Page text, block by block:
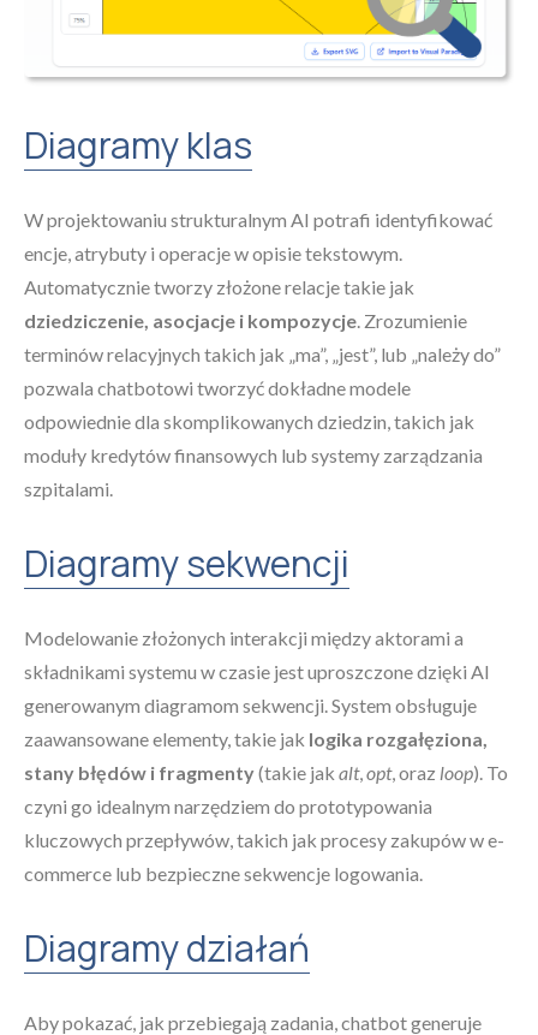
Diagramy klas
W projektowaniu strukturalnym AI potrafi identyfikować
encje, atrybuty i operacje w opisie tekstowym.
Automatycznie tworzy złożone relacje takie jak
dziedziczenie, asocjacje i kompozycje . Zrozumienie
terminów relacyjnych takich jak „ma”, „jest”, lub „należy do”
pozwala chatbotowi tworzyć dokładne modele
odpowiednie dla skomplikowanych dziedzin, takich jak
moduły kredytów finansowych lub systemy zarządzania
szpitalami.
Diagramy sekwencji
Modelowanie złożonych interakcji między aktorami a
składnikami systemu w czasie jest uproszczone dzięki AI
generowanym diagramom sekwencji. System obsługuje
zaawansowane elementy, takie jak logika rozgałęziona,
stany błędów i fragmenty(takie jak alt, opt, oraz loop). To
czyni go idealnym narzędziem do prototypowania
kluczowych przepływów, takich jak procesy zakupów w e-
commerce lub bezpieczne sekwencje logowania.
Diagramy działań
Aby pokazać, jak przebiegają zadania, chatbot generuje